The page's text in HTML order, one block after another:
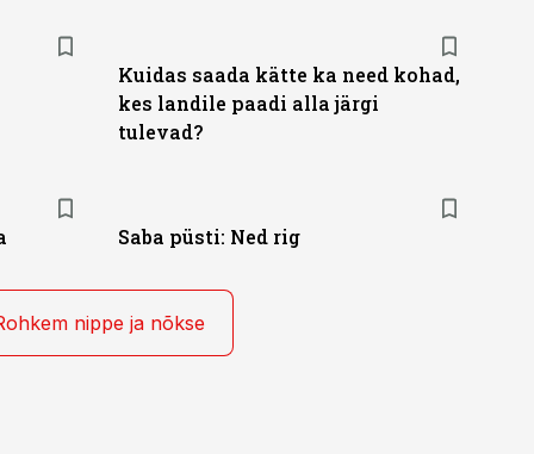
Kuidas saada kätte ka need kohad,
kes landile paadi alla järgi
tulevad?
Saba püsti: Ned rig
nippe ja nõkse